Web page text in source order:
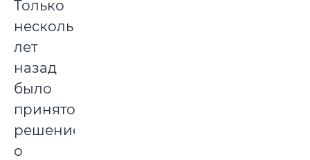
Только
несколько
лет
назад
было
принято
решение
о